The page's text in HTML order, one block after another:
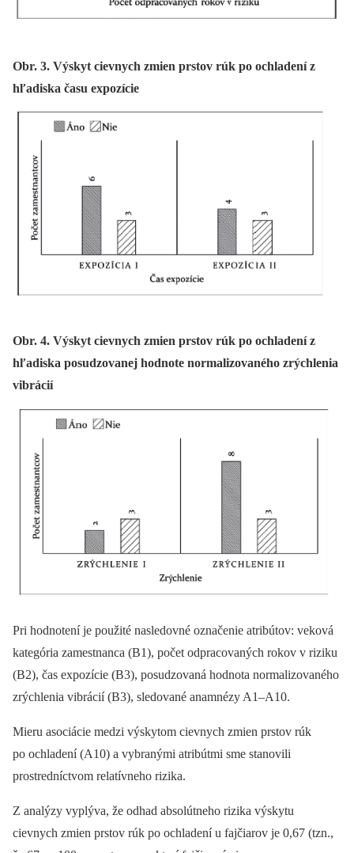
Obr. 3. Výskyt cievnych zmien prstov rúk po ochladení z
hľadiska času expozície
Obr. 4. Výskyt cievnych zmien prstov rúk po ochladení z
hľadiska posudzovanej hodnote normalizovaného zrýchlenia
vibrácií
Pri hodnotení je použité nasledovné označenie atribútov: veková
kategória zamestnanca (B1), počet odpracovaných rokov v riziku
(B2), čas expozície (B3), posudzovaná hodnota normalizovaného
zrýchlenia vibrácií (B3), sledované anamnézy A1–A10.
Mieru asociácie medzi výskytom cievnych zmien prstov rúk
po ochladení (A10) a vybranými atribútmi sme stanovili
prostredníctvom relatívneho rizika.
Z analýzy vyplýva, že odhad absolútneho rizika výskytu
cievnych zmien prstov rúk po ochladení u fajčiarov je 0,67 (tzn.,